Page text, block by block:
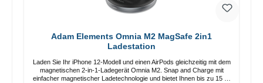
Adam Elements Omnia M2 MagSafe 2in1
Ladestation
Laden Sie Ihr iPhone 12-Modell und einen AirPods gleichzeitig mit dem
magnetischen 2-in-1-Ladegerät Omnia M2. Snap and Charge mit
einfacher magnetischer Ladetechnologie und bietet Ihnen bis zu 15 W